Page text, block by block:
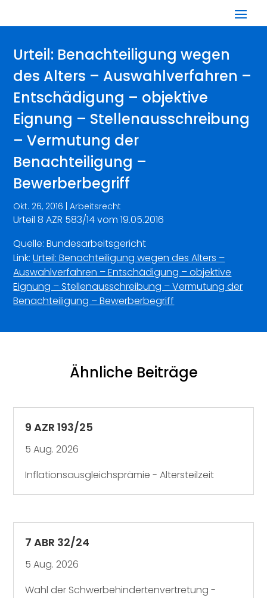
Urteil: Benachteiligung wegen
des Alters – Auswahlverfahren –
Entschädigung – objektive
Eignung – Stellenausschreibung
– Vermutung der
Benachteiligung –
Bewerberbegriff
Okt. 26, 2016 |Arbeitsrecht
Urteil 8 AZR 583/14 vom 19.05.2016
Quelle: Bundesarbeitsgericht
Link:Urteil: Benachteiligung wegen des Alters –
Auswahlverfahren – Entschädigung – objektive
Eignung – Stellenausschreibung – Vermutung der
Benachteiligung – Bewerberbegriff
Ähnliche Beiträge
9 AZR 193/25
5 Aug. 2026
Inflationsausgleichsprämie - Altersteilzeit
7 ABR 32/24
5 Aug. 2026
Wahl der Schwerbehindertenvertretung -